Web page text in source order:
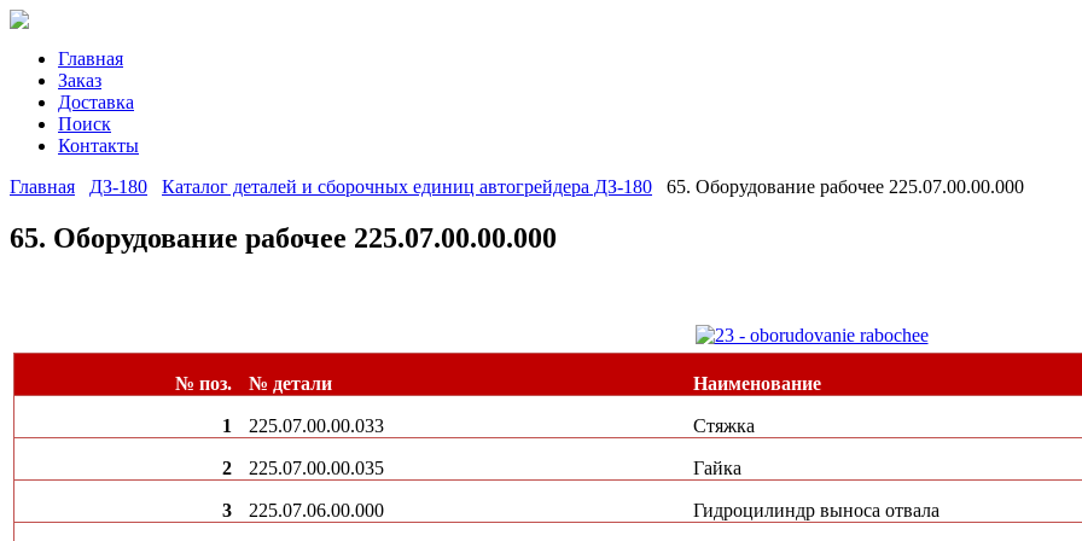
Главная
Заказ
Доставка
Поиск
Контакты
Главная
ДЗ-180 Каталог деталей и сборочных единиц автогрейдера ДЗ-180 65. Оборудование рабочее 225.07.00.00.000
65. Оборудование рабочее 225.07.00.00.000
№ поз. № детали Наименование
1 225.07.00.00.033 Стяжка
2 225.07.00.00.035 Гайка
3 225.07.06.00.000 Гидроцилиндр выноса отвала